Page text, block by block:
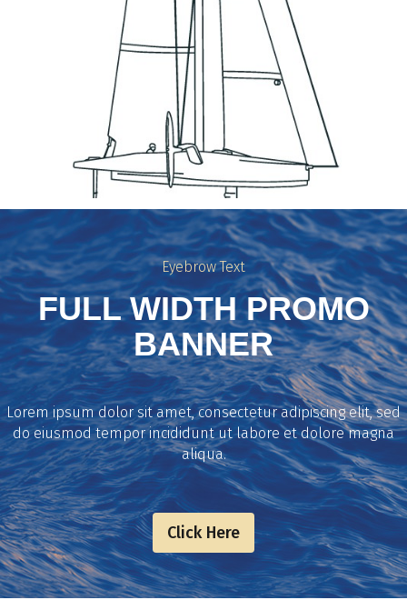
Eyebrow Text
FULL WIDTH PROMO
BANNER
Lorem ipsum dolor sit amet, consectetur adipiscing elit, sed
do eiusmod tempor incididunt ut labore et dolore magna
aliqua.
Click Here